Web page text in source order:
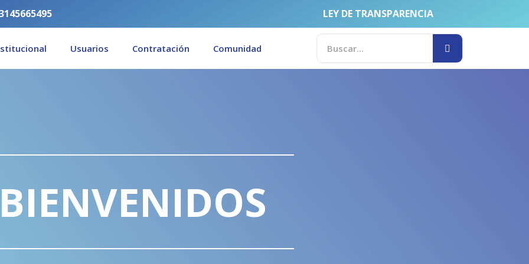
LEY DE TRANSPARENCIA
Usuarios Contratación Comunidad
Search SEARCH
BIENVENIDOS